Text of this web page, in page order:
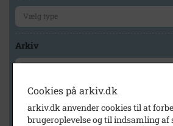
Arkiv
Geografi
Cookies på arkiv.dk
arkiv.dk anvender cookies til at
brugeroplevelse og til indsamling af